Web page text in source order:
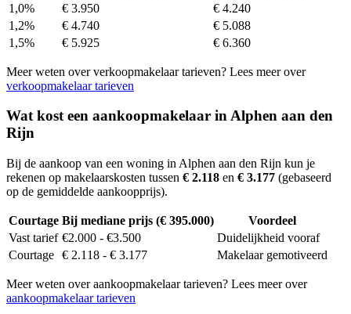
1,0%
€ 3.950
€ 4.240
1,2%
€ 4.740
€ 5.088
1,5%
€ 5.925 € 6.360
Meer weten over verkoopmakelaar tarieven? Lees meer over
verkoopmakelaar tarieven
Wat kost een aankoopmakelaar in Alphen aan den
Rijn
Bij de aankoop van een woning in Alphen aan den Rijn kun je
rekenen op makelaarskosten tussen € 2.118 en € 3.177 (gebaseerd
op de gemiddelde aankoopprijs).
Courtage Bij mediane prijs (€ 395.000)
Voordeel
Vast tarief €2.000 - €3.500
Duidelijkheid vooraf
Courtage € 2.118 - € 3.177 Makelaar gemotiveerd
Meer weten over aankoopmakelaar tarieven? Lees meer over
aankoopmakelaar tarieven